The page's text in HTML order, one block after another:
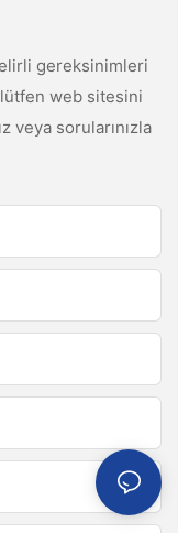
gereksinimleri
web sitesini
veya sorularınızla